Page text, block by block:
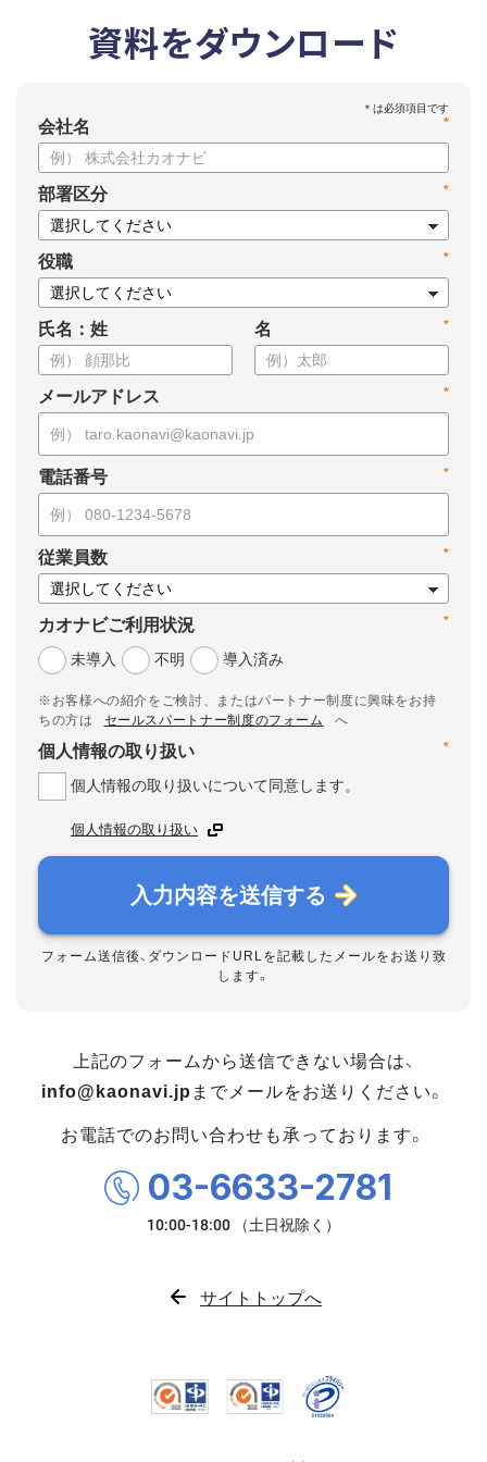
資料をダウンロード
*
会社名
*
部署区分
*
役職
氏名：姓 *
名
*
メールアドレス
*
電話番号
*
従業員数
*
カオナビご利用状況
未導入
不明 導入済み
※お客様への紹介をご検討、またはパートナー制度に興味をお持
ちの方は
セールスパートナー制度のフォーム
へ
*
個人情報の取り扱い
個人情報の取り扱いについて同意します。
個人情報の取り扱い
入力内容を送信する
フォーム送信後、ダウンロードURLを記載したメールをお送り致
します。
上記のフォームから送信できない場合は、
info@kaonavi.jp までメールをお送りください。
お電話でのお問い合わせも承っております。
03-6633-2781
サイトトップへ